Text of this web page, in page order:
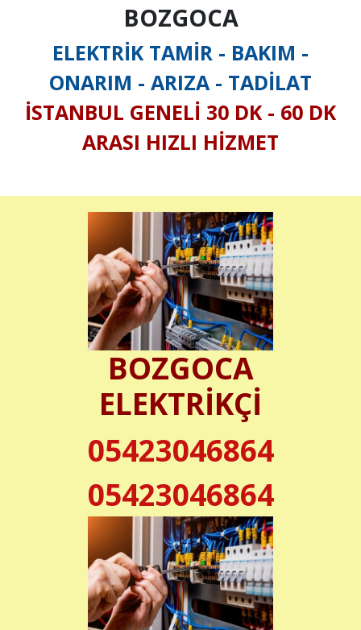
BOZGOCA
ELEKTRİK TAMİR - BAKIM -
ONARIM - ARIZA - TADİLAT
İSTANBUL GENELİ 30 DK - 60 DK
ARASI HIZLI HİZMET
BOZGOCA
ELEKTRİKÇİ
05423046864
05423046864